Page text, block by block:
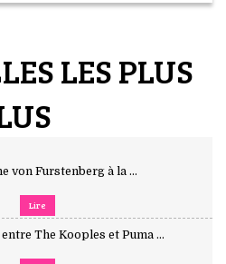
LES PLUS
von Furstenberg à la ...
Lire
The Kooples et Puma ...